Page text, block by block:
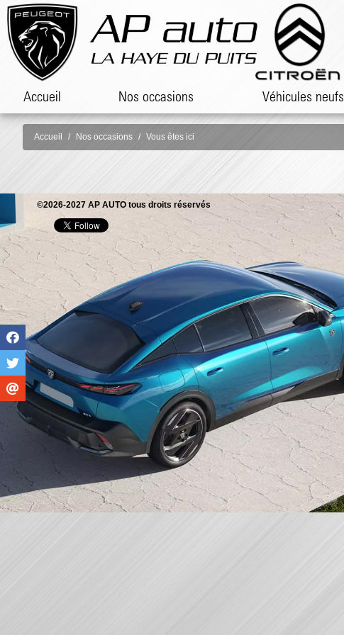
Accueil Nos occasions Véhicules neufs
Accueil Nos occasions Vous êtes ici
©2026-2027 AP AUTO tous droits réservés